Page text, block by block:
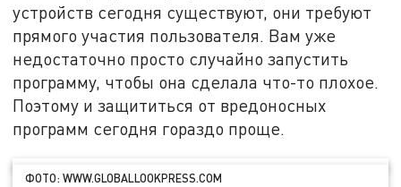
устройств сегодня существуют, они требуют
прямого участия пользователя. Вам уже
недостаточно просто случайно запустить
программу, чтобы она сделала что-то плохое.
Поэтому и защититься от вредоносных
программ сегодня гораздо проще.
ФОТО: WWW.GLOBALLOOKPRESS.COM